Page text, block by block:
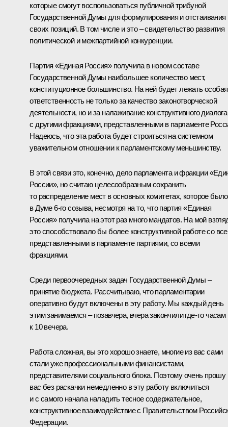
которые смогут воспользоваться публичной трибуной
Государственной Думы для формулирования и отстаивания
своих позиций. В том числе и это – свидетельство развития
политической и межпартийной конкуренции.
Партия «Единая Россия» получила в новом составе
Государственной Думы наибольшее количество мест,
конституционное большинство. На ней будет лежать особая
ответственность не только за качество законотворческой
деятельности, но и за налаживание конструктивного диалога
с другими фракциями, представленными в парламенте
Надеюсь, что эта работа будет строиться на системном
уважительном отношении к парламентскому меньшинству.
В этой связи это, конечно, дело парламента и фракции
России», но считаю целесообразным сохранить
то распределение мест в основных комитетах, которое было
в Думе 6-го созыва, несмотря на то, что партия «Единая
Россия» получила на этот раз много мандатов. На мой
это способствовало бы более конструктивной работе со
представленными в парламенте партиями, со всеми
фракциями.
Среди первоочередных задач Государственной Думы –
принятие бюджета. Рассчитываю, что парламентарии
оперативно будут включены в эту работу. Мы каждый день
этим занимаемся – позавчера, вчера закончили где‑то часам
к 10 вечера.
Работа сложная, вы это хорошо знаете, многие из вас сами
стали уже профессиональными финансистами,
представителями социального блока. Поэтому очень прошу
вас без раскачки немедленно в эту работу включиться
и с самого начала наладить тесное содержательное,
конструктивное взаимодействие с Правительством
Федерации.